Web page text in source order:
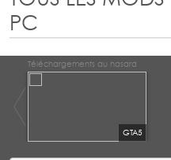
PC
Téléchargements au hasard
GTA5